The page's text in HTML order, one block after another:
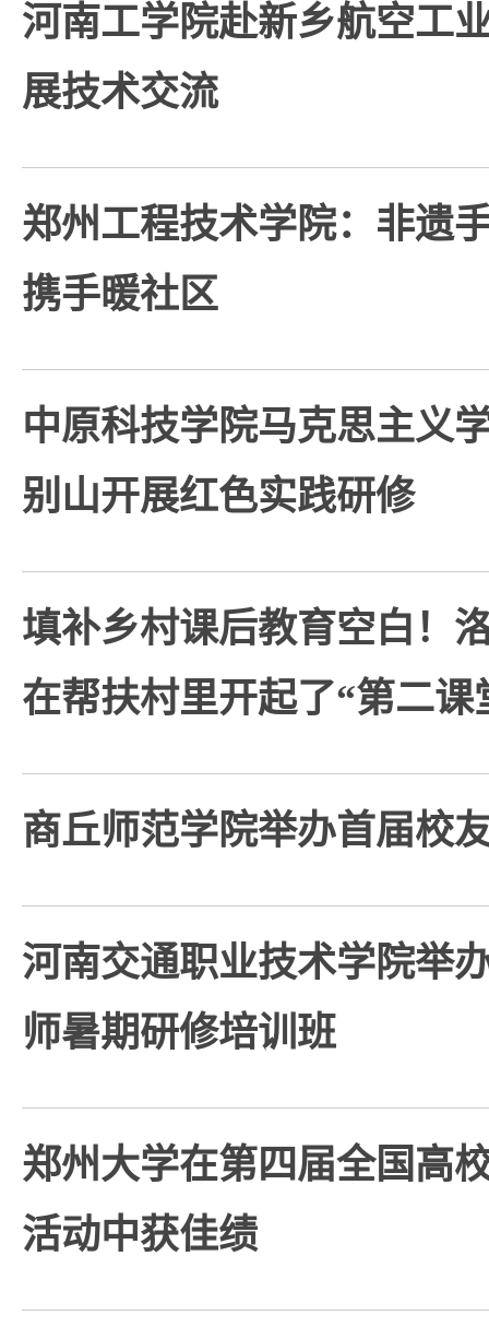
河南工学院赴新乡航空工
展技术交流
郑州工程技术学院：非遗
携手暖社区
中原科技学院马克思主义
别山开展红色实践研修
填补乡村课后教育空白！
在帮扶村里开起了“第二课
商丘师范学院举办首届校
河南交通职业技术学院举
师暑期研修培训班
郑州大学在第四届全国高
活动中获佳绩